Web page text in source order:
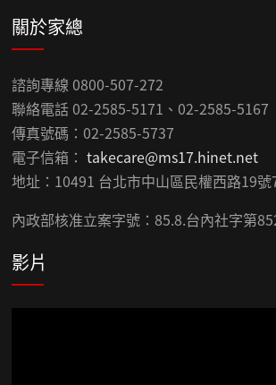
關於家總
諮詢專線 0800-507-272
聯絡電話 02-2585-5171、02-2585-5167
傳真號碼：02-2585-5737
電子信箱：takecare@ms17.hinet.net
地址：10491 台北市中山區民權西路19號
內政部核准立案字號：85.8.台內社字第
影片